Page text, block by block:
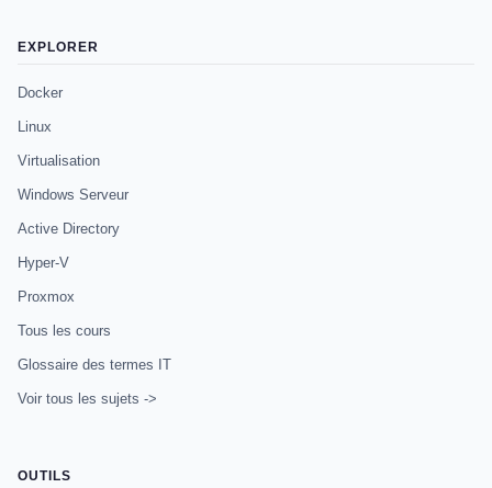
EXPLORER
Docker
Linux
Virtualisation
Windows Serveur
Active Directory
Hyper-V
Proxmox
Tous les cours
Glossaire des termes IT
Voir tous les sujets ->
OUTILS